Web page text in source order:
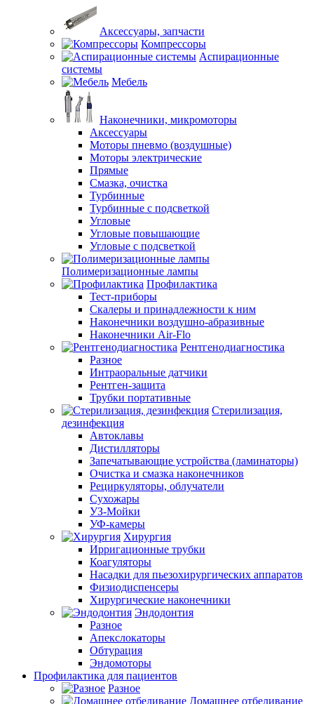
Аксессуары, запчасти
Компрессоры
Аспирационные
системы
Мебель
Наконечники, микромоторы
Аксессуары
Моторы пневмо (воздушные)
Моторы электрические
Прямые
Смазка, очистка
Турбинные
Турбинные с подсветкой
Угловые
Угловые повышающие
Угловые с подсветкой
Полимеризационные лампы
Профилактика
Тест-приборы
Скалеры и принадлежности к ним
Наконечники воздушно-абразивные
Наконечники Air-Flo
Рентгенодиагностика
Разное
Интраоральные датчики
Рентген-защита
Трубки портативные
Стерилизация,
дезинфекция
Автоклавы
Дистилляторы
Запечатывающие устройства (ламинаторы)
Очистка и смазка наконечников
Рециркуляторы, облучатели
Сухожары
УЗ-Мойки
УФ-камеры
Хирургия
Ирригационные трубки
Коагуляторы
Насадки для пьезохирургических аппаратов
Физиодиспенсеры
Хирургические наконечники
Эндодонтия
Разное
Апекслокаторы
Обтурация
Эндомоторы
Профилактика для пациентов
Разное
Домашнее отбеливание